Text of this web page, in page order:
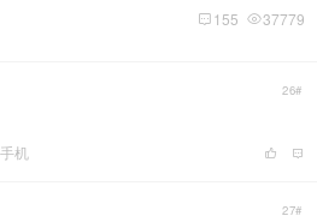
37779
155
26#
机
27#